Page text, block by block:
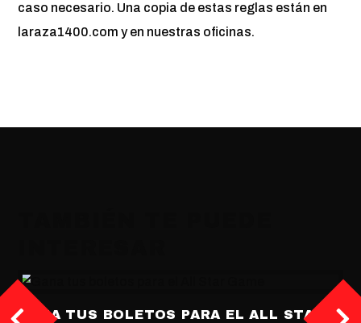
caso necesario. Una copia de estas reglas están en
laraza1400.com y en nuestras oficinas.
GANA TUS BOLETOS PARA EL ALL STAR